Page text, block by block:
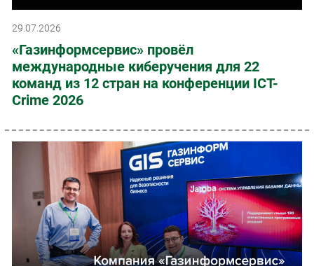
29.07.2026
«Газинформсервис» провёл
международные киберучения для 22
команд из 12 стран на конференции ICT-
Crime 2026